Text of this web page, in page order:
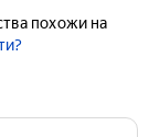
похожи на